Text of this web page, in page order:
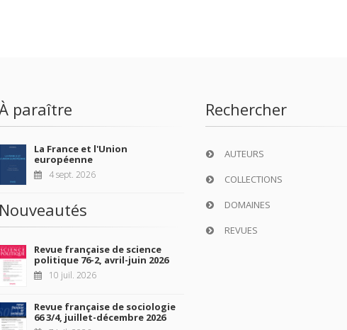
paraître
La France et l'Union
européenne
4 sept. 2026
Nouveautés
Revue française de science
politique 76-2, avril-juin 2026
10 juil. 2026
Revue française de sociologie
66 3/4, juillet-décembre 2026
Rechercher
AUTEURS
COLLECTIONS
DOMAINES
REVUES